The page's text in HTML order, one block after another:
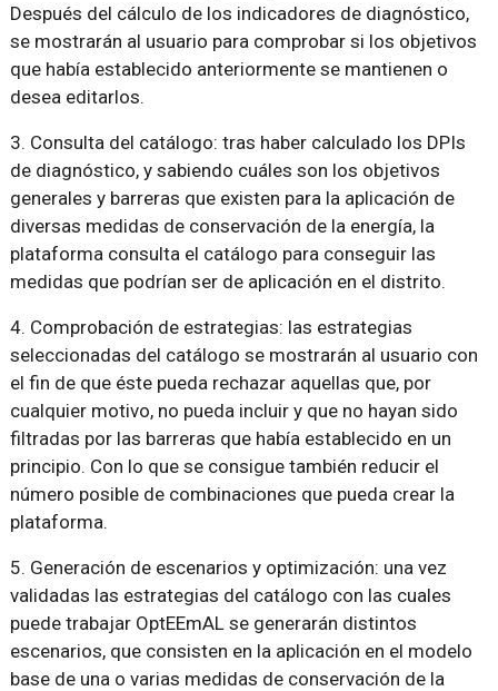
Después del cálculo de los indicadores de diagnóstico,
se mostrarán al usuario para comprobar si los objetivos
que había establecido anteriormente se mantienen o
desea editarlos.
3. Consulta del catálogo: tras haber calculado los DPIs
de diagnóstico, y sabiendo cuáles son los objetivos
generales y barreras que existen para la aplicación de
diversas medidas de conservación de la energía, la
plataforma consulta el catálogo para conseguir las
medidas que podrían ser de aplicación en el distrito.
4. Comprobación de estrategias: las estrategias
seleccionadas del catálogo se mostrarán al usuario con
el fin de que éste pueda rechazar aquellas que, por
cualquier motivo, no pueda incluir y que no hayan sido
filtradas por las barreras que había establecido en un
principio. Con lo que se consigue también reducir el
número posible de combinaciones que pueda crear la
plataforma.
5. Generación de escenarios y optimización: una vez
validadas las estrategias del catálogo con las cuales
puede trabajar OptEEmAL se generarán distintos
escenarios, que consisten en la aplicación en el modelo
base de una o varias medidas de conservación de la